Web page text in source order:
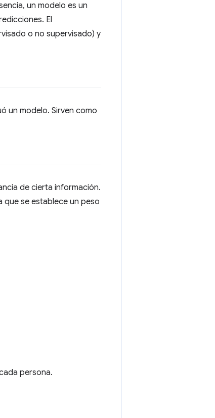
un modelo es un
El
o no supervisado) y
un modelo. Sirven como
de cierta información.
que se establece un peso
persona.